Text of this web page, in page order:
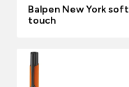
Balpen New York soft
touch